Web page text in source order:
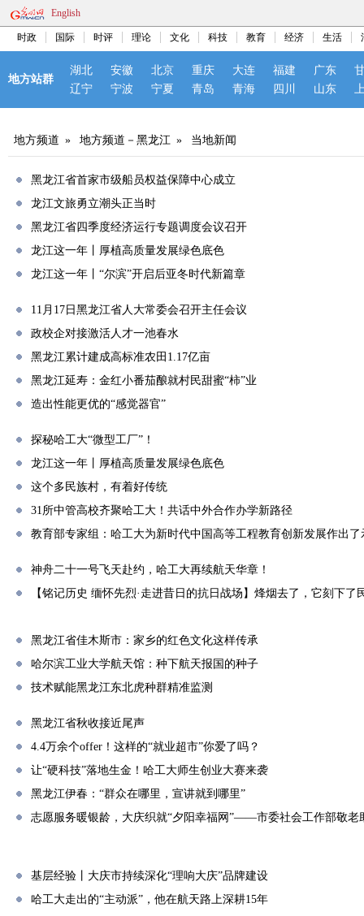
English
时政 国际 时评 理论 文化 科技 教育 经济 生活
地方站群
湖北 安徽 北京 重庆 大连 福建 广东
辽宁
宁波 宁夏 青岛 青海 四川 山东
地方频道 » 地方频道－黑龙江 » 当地新闻
黑龙江省首家市级船员权益保障中心成立
龙江文旅勇立潮头正当时
黑龙江省四季度经济运行专题调度会议召开
龙江这一年丨厚植高质量发展绿色底色
龙江这一年丨“尔滨”开启后亚冬时代新篇章
11月17日黑龙江省人大常委会召开主任会议
政校企对接激活人才一池春水
黑龙江累计建成高标准农田1.17亿亩
黑龙江延寿：金红小番茄酿就村民甜蜜“柿”业
造出性能更优的“感觉器官”
探秘哈工大“微型工厂”！
龙江这一年丨厚植高质量发展绿色底色
这个多民族村，有着好传统
31所中管高校齐聚哈工大！共话中外合作办学新路径
教育部专家组：哈工大为新时代中国高等工程教育创新发展作出了
神舟二十一号飞天赴约，哈工大再续航天华章！
【铭记历史 缅怀先烈·走进昔日的抗日战场】烽烟去了，它刻下
黑龙江省佳木斯市：家乡的红色文化这样传承
哈尔滨工业大学航天馆：种下航天报国的种子
技术赋能黑龙江东北虎种群精准监测
黑龙江省秋收接近尾声
4.4万余个offer！这样的“就业超市”你爱了吗？
让“硬科技”落地生金！哈工大师生创业大赛来袭
黑龙江伊春：“群众在哪里，宣讲就到哪里”
志愿服务暖银龄，大庆织就“夕阳幸福网”——市委社会工作部敬老
基层经验丨大庆市持续深化“理响大庆”品牌建设
哈工大走出的“主动派”，他在航天路上深耕15年